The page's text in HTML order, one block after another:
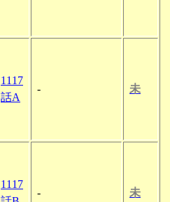
1117
話A
- 未
1117
- 未